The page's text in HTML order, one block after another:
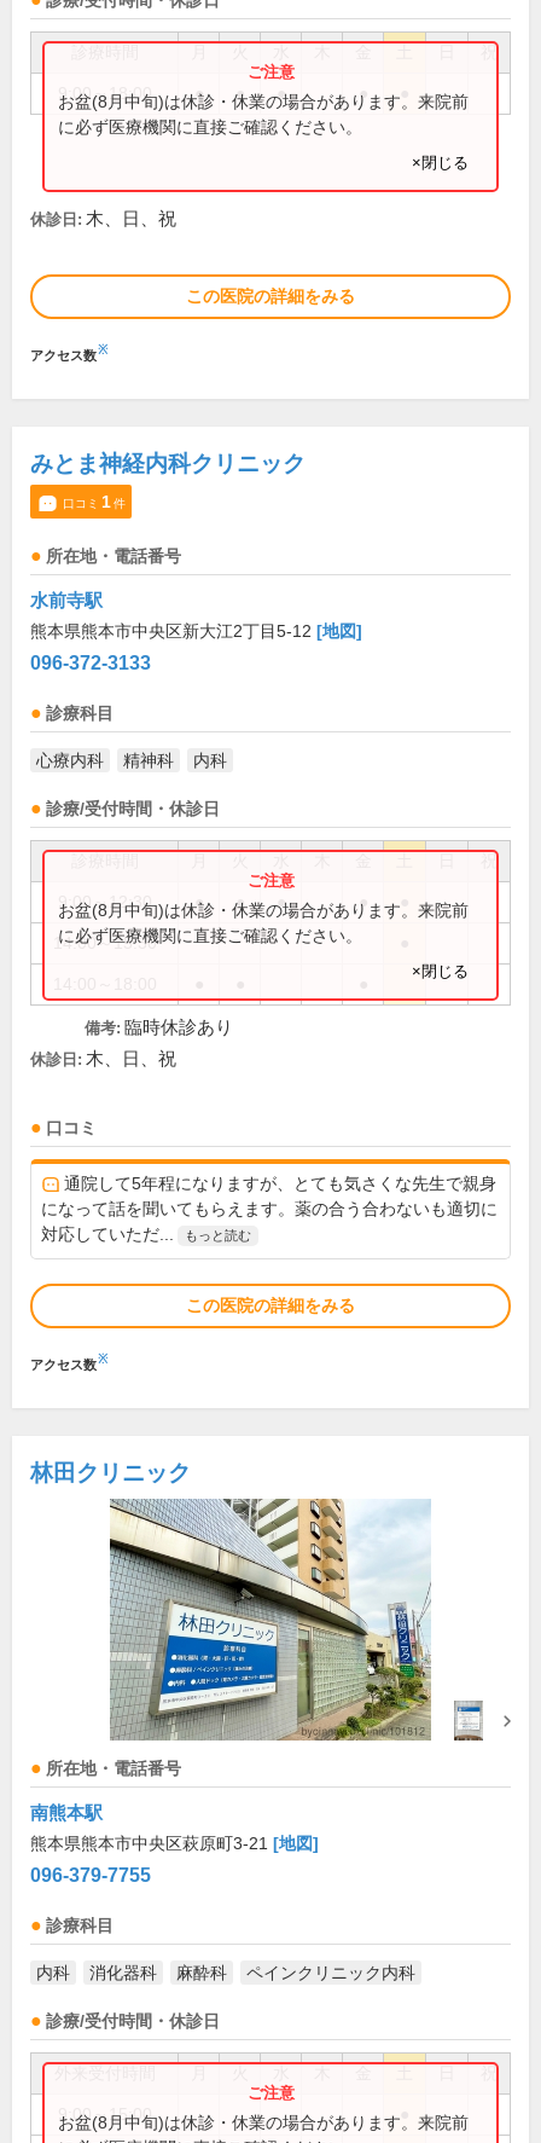
祝
9:00～18:00 ● ● ● ●
お盆(8月中旬)は休診・休業の場合があります。来院前
に必ず医療機関に直接ご確認ください。
×閉じる
休診日: 木、日、祝
この医院の詳細をみる
アクセス数※
みとま神経内科クリニック
口コミ 1件
所在地・電話番号
水前寺駅
熊本県熊本市中央区新大江2丁目5-12 [地図]
096-372-3133
診療科目
心療内科 精神科 内科
診療/受付時間・休診日
祝
9:00～12:30 ● ● ● ●
14:00～15:30
お盆(8月中旬)は休診・休業の場合があります。来院前
に必ず医療機関に直接ご確認ください。
×閉じる
備考: 臨時休診あり
休診日: 木、日、祝
口コミ
通院して5年程になりますが、とても気さくな先生で親身
になって話を聞いてもらえます。薬の合う合わないも適切に
対応していただ...
もっと読む
この医院の詳細をみる
アクセス数※
林田クリニック
所在地・電話番号
南熊本駅
熊本県熊本市中央区萩原町3-21 [地図]
096-379-7755
診療科目
内科 消化器科 麻酔科 ペインクリニック内科
診療/受付時間・休診日
祝
9:00～15:00
お盆(8月中旬)は休診・休業の場合があります。来院前